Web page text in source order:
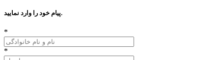
پیام خود را وارد نمایید.
*
*